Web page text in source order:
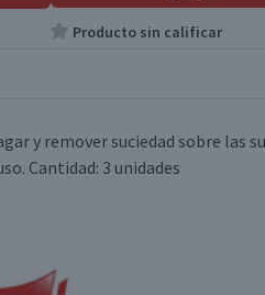
Producto sin calificar
y remover suciedad sobre las
Cantidad: 3 unidades